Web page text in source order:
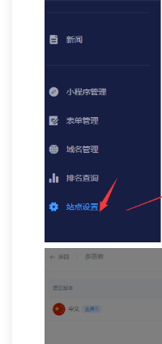
热烈祝贺 【兄弟